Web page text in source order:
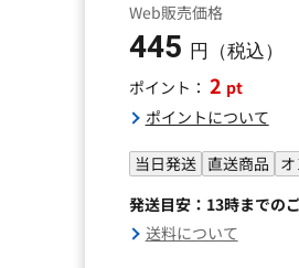
Web販売価格
445 円（税込）
ポイント： 2 pt
ポイントについて
当日発送 直送商品
発送目安：13時までの
送料について